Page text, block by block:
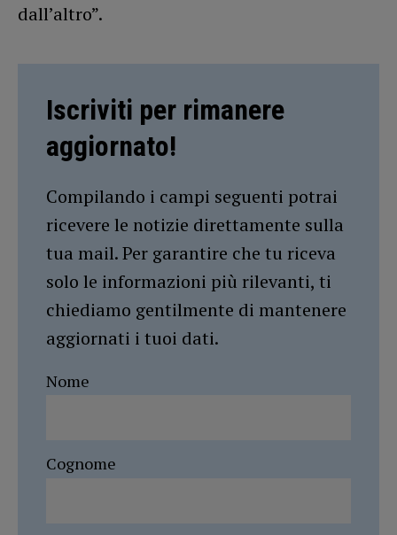
dall’altro”.
Iscriviti per rimanere
aggiornato!
Compilando i campi seguenti potrai
ricevere le notizie direttamente sulla
tua mail. Per garantire che tu riceva
solo le informazioni più rilevanti, ti
chiediamo gentilmente di mantenere
aggiornati i tuoi dati.
Nome
Cognome